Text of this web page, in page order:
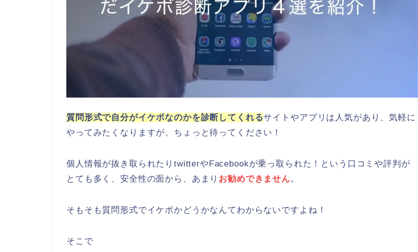
質問形式で自分がイケボなのかを診断してくれるサイトやアプリは人気があり、気軽に
やってみたくなりますが、ちょっと待ってください！
個人情報が抜き取られたりtwitterやFacebookが乗っ取られた！という口コミや評判が
とても多く、安全性の面から、あまり お勧めできません。
そもそも質問形式でイケボかどうかなんてわからないですよね！
そこで